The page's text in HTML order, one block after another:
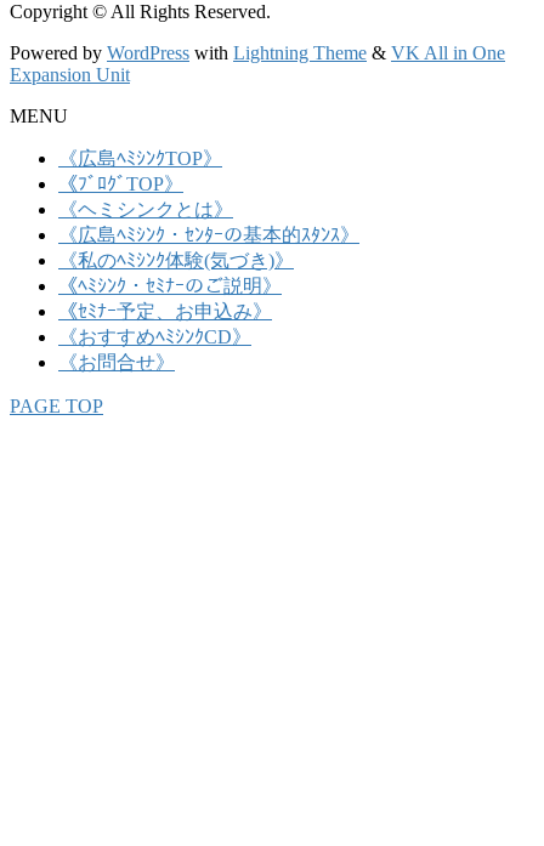
Copyright © All Rights Reserved.
Powered by WordPress with Lightning Theme & VK All in One
Expansion Unit
MENU
《広島ﾍﾐｼﾝｸTOP》
《ﾌﾞﾛｸﾞTOP》
《ヘミシンクとは》
《広島ﾍﾐｼﾝｸ・ｾﾝﾀｰの基本的ｽﾀﾝｽ》
《私のﾍﾐｼﾝｸ体験(気づき)》
《ﾍﾐｼﾝｸ・ｾﾐﾅｰのご説明》
《ｾﾐﾅｰ予定、お申込み》
《おすすめﾍﾐｼﾝｸCD》
《お問合せ》
PAGE TOP